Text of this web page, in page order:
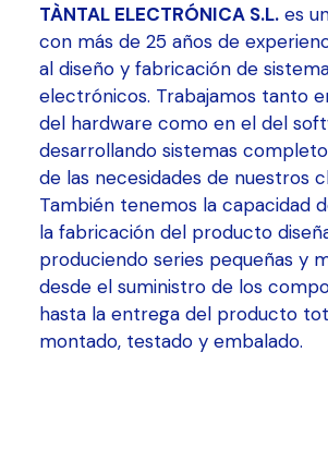
TÀNTAL ELECTRÓNICA S.L. es
con más de 25 años de
al diseño y fabricación de
electrónicos. Trabajamos tanto
del hardware como en el del
desarrollando sistemas
de las necesidades de nuestros
También tenemos la capacidad
la fabricación del producto
produciendo series pequeñas y
desde el suministro de los
hasta la entrega del producto
montado, testado y embalado.